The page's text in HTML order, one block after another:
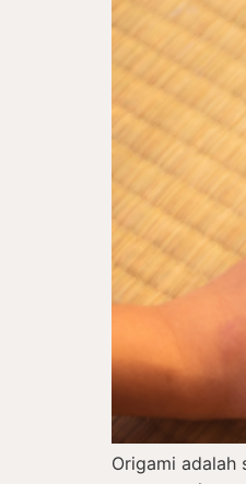
Origami adalah